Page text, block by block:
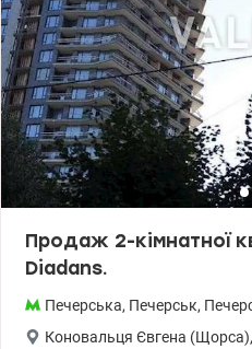
Продаж 2-кімнатної
Diadans.
Печерська, Печерськ,
Коновальця Євгена (Щорса),